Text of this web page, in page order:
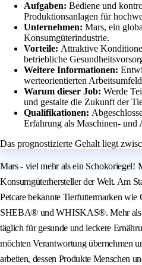
Aufgaben: Bediene und
Produktionsanlagen für
Unternehmen: Mars, ein
Konsumgüterindustrie.
Vorteile: Attraktive
betriebliche
Weitere Informationen:
werteorientierten
Warum dieser Job: Werde
und gestalte die Zukunft der
Qualifikationen:
Erfahrung als Maschinen- und
Das prognostizierte Gehalt liegt
Mars - viel mehr als ein Schokoriegel!
Konsumgüterhersteller der Welt. Am
Petcare bekannte Tierfuttermarken
SHEBA® und WHISKAS®. Mehr als
täglich für gesunde und leckere
möchten Verantwortung übernehmen
arbeiten, dessen Produkte Menschen